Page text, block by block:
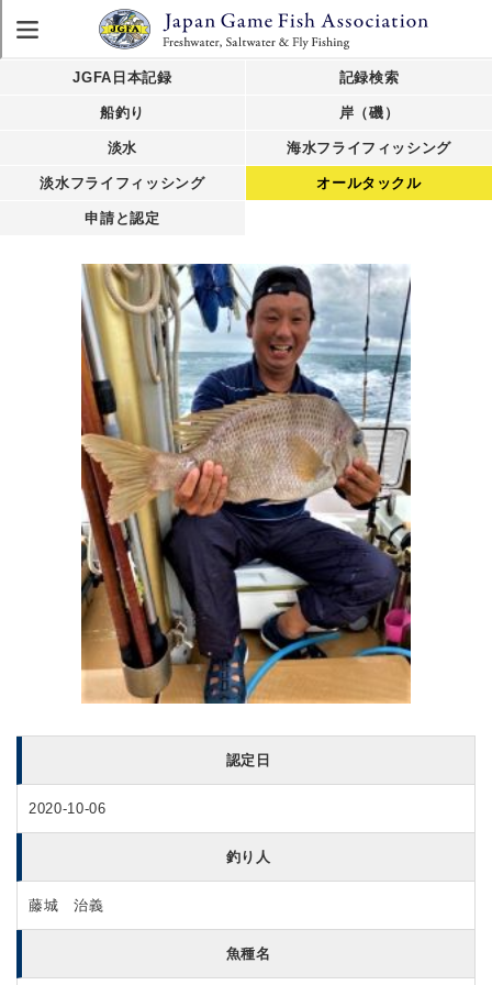
JGFA日本記録 記録検索
船釣り 岸（磯）
淡水 海水フライフィッシング
淡水フライフィッシング オールタックル
申請と認定
認定日
2020-10-06
釣り人
藤城 治義
魚種名